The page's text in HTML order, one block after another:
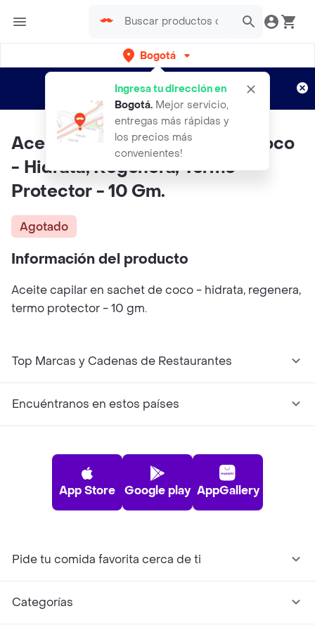
Bogotá
Ingresa tu dirección en
Bogotá. Mejor servicio,
entregas más rápidas y
los precios más
convenientes!
envíos gratis por semanas
Aplican TyC
Aceite Capilar En Sachet De Coco
- Hidrata, Regenera, Termo
Protector - 10 Gm.
Agotado
Información del producto
Aceite capilar en sachet de coco - hidrata, regenera,
termo protector - 10 gm.
Top Marcas y Cadenas de Restaurantes
Encuéntranos en estos países
App Store Google play AppGallery
Pide tu comida favorita cerca de ti
Categorías